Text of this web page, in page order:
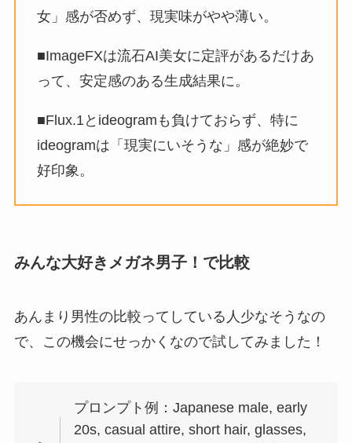
女」感が否めず、現実味がやや薄い。
■ImageFXは流石AI美女に定評があるだけあ
って、安定感のある生成結果に。
■Flux.1とideogramも負けておらず、特に
ideogramは「現実にいそうな」感が絶妙で
好印象。
みんな大好きメガネ男子！で比較
あんまり男性の比較ってしている人少なそうなの
で、この機会にせっかくなので試してみました！
プロンプト例：Japanese male, early
20s, casual attire, short hair, glasses,